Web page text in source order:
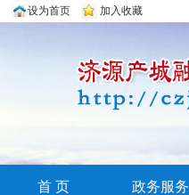
设为首页 加入收藏
首 页 政务服务